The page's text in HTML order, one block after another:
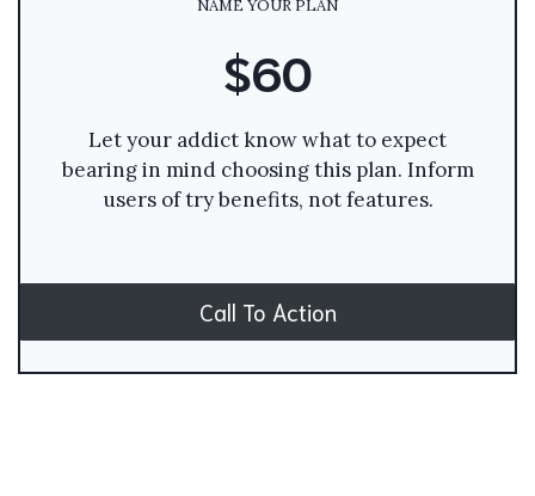
NAME YOUR PLAN
$60
Let your addict know what to expect
bearing in mind choosing this plan. Inform
users of try benefits, not features.
Call To Action